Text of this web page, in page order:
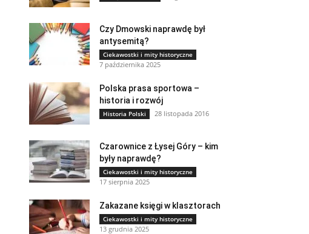
Czy Dmowski naprawdę był
antysemitą?
Ciekawostki i mity historyczne
7 października 2025
Polska prasa sportowa –
historia i rozwój
Historia Polski 28 listopada 2016
Czarownice z Łysej Góry – kim
były naprawdę?
Ciekawostki i mity historyczne
17 sierpnia 2025
Zakazane księgi w klasztorach
Ciekawostki i mity historyczne
13 grudnia 2025